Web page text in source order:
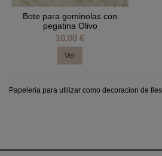
Bote para gominolas con
pegatina Olivo
10,00 €
Ver
Papeleria para utilizar como decoracion de